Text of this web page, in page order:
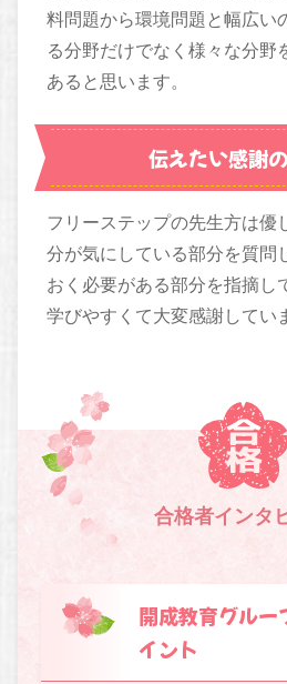
料問題から環境問題と幅広い
る分野だけでなく様々な分野
あると思います。
伝えたい感謝
フリーステップの先生方は優
分が気にしている部分を質問
おく必要がある部分を指摘し
学びやすくて大変感謝してい
合格者インタ
開成教育グル
イント